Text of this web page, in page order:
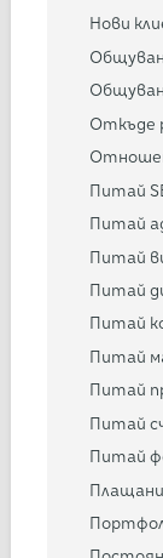
Нови
Откъде
Питай
Питай
Питай
Питай
Питай
Питай
Питай
Питай
Питай